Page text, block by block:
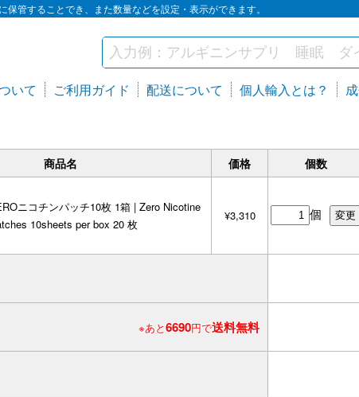
管することでき、また数量などを設定・表示ができます。
いて ご利用ガイド 配送について 個人輸入とは？
商品名 価格 個数
ニコチンパッチ10枚 1箱 | Zero Nicotine
10sheets per box 20 枚
¥3,310 個
※あと6690円で送料無料